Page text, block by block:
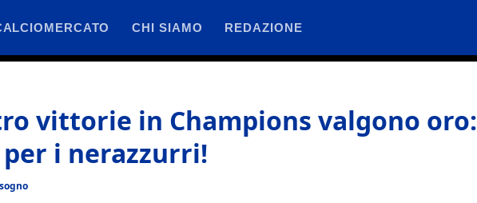
CHI SIAMO REDAZIONE
vittorie in Champions valgono oro:
i nerazzurri!